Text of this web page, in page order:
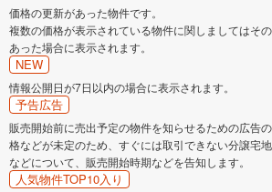
価格の更新があった物件です。
複数の価格が表示されている物件に関しましてはそ
あった場合に表示されます。
NEW
情報公開日が7日以内の場合に表示されます。
予告広告
販売開始前に売出予定の物件を知らせるための広告
格などが未定のため、すぐには取引できない分譲宅
などについて、販売開始時期などを告知します。
人気物件TOP10入り